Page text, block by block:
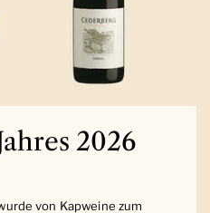
2026
von Kapweine zum